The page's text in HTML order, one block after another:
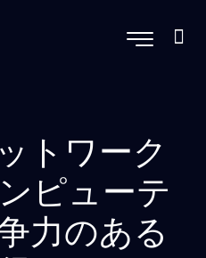
トワーク
ピューテ
力のある